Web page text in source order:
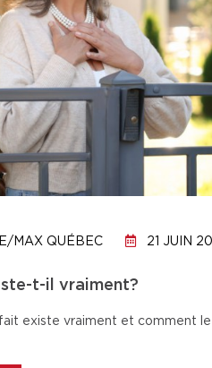
MAX QUÉBEC 21 JUIN
t-il vraiment?
existe vraiment et comment